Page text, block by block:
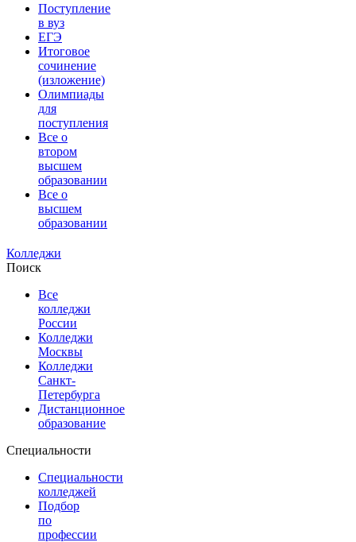
Поступление
в вуз
ЕГЭ
Итоговое
сочинение
(изложение)
Олимпиады
для
поступления
Все о
втором
высшем
образовании
Все о
высшем
образовании
Колледжи
Поиск
Все
колледжи
России
Колледжи
Москвы
Колледжи
Санкт-
Петербурга
Дистанционное
образование
Специальности
Специальности
колледжей
Подбор
по
профессии